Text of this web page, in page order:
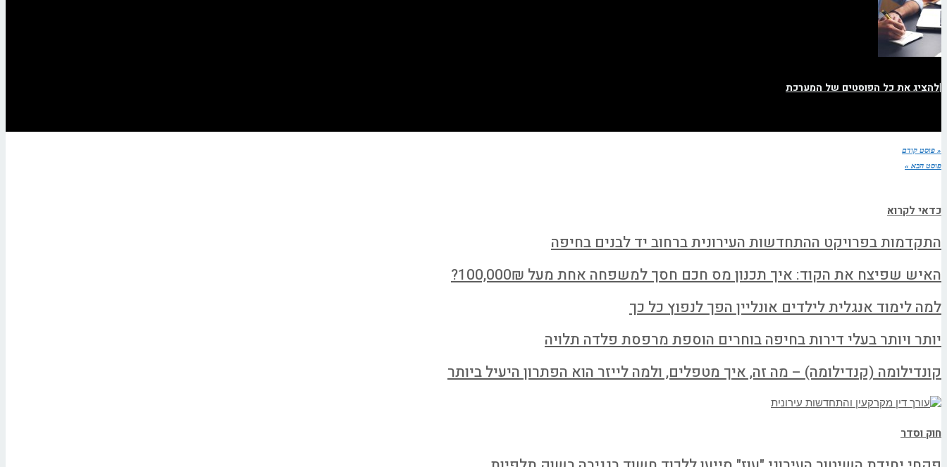
|להציג את כל הפוסטים של המערכת
« פוסט קודם
פוסט הבא »
כדאי לקרוא
התקדמות בפרויקט ההתחדשות העירונית ברחוב יד לבנים בחיפה
האיש שפיצח את הקוד: איך תכנון מס חכם חסך למשפחה אחת מעל 100,000₪?
למה לימוד אנגלית לילדים אונליין הפך לנפוץ כל כך
יותר ויותר בעלי דירות בחיפה בוחרים הוספת מרפסת פלדה תלויה
קונדילומה (קנדילומה) – מה זה, איך מטפלים, ולמה לייזר הוא הפתרון היעיל ביותר
חוק וסדר